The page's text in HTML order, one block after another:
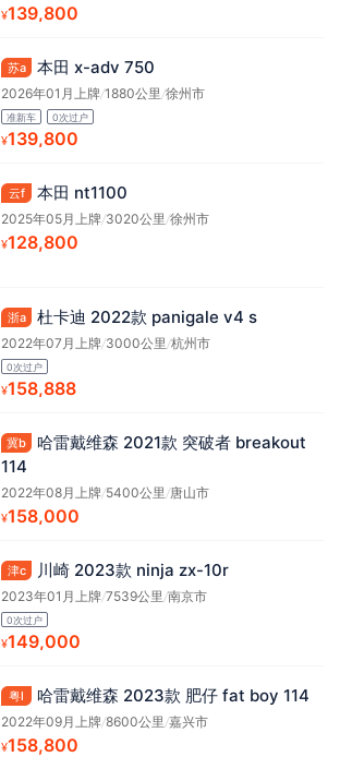
¥139,800
苏a 本田 x-adv 750
2026年01月上牌/1880公里/徐州市
准新车 0次过户
¥139,800
云f 本田 nt1100
2025年05月上牌/3020公里/徐州市
¥128,800
浙a 杜卡迪 2022款 panigale v4 s
2022年07月上牌/3000公里/杭州市
0次过户
¥158,888
冀b
哈雷戴维森 2021款 突破者 breakout
114
2022年08月上牌/5400公里/唐山市
¥158,000
津c 川崎 2023款 ninja zx-10r
2023年01月上牌/7539公里/南京市
0次过户
¥149,000
粤l 哈雷戴维森 2023款 肥仔 fat boy 114
2022年09月上牌/8600公里/嘉兴市
¥158,800